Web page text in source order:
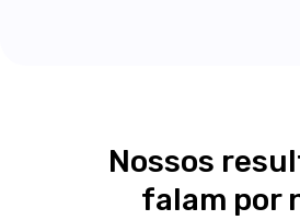
Nossos
falam por